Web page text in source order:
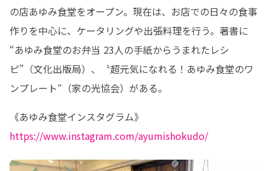
の店あゆみ食堂をオープン。現在は、お店での日々の食事
作りを中心に、ケータリングや出張料理を行う。著書に
“あゆみ食堂のお弁当 23人の手紙からうまれたレシ
ピ”（文化出版局）、〝超元気になれる！あゆみ食堂のワ
ンプレート″（家の光協会）がある。
https://www.instagram.com/ayumishokudo/